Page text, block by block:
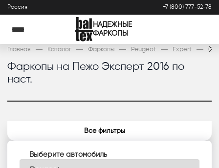
Россия +7 (800) 777-52-78
НАДЕЖНЫЕ
ФАРКОПЫ
Главная Каталог Фаркопы Peugeot Expert
Фаркопы на Пежо Эксперт 2016 по
наст.
Все фильтры
Выберите автомобиль